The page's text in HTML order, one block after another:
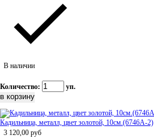
В наличии
Количество: уп.
Кадильница, металл, цвет золотой, 10см.(6746А-2)
3 120,00 руб